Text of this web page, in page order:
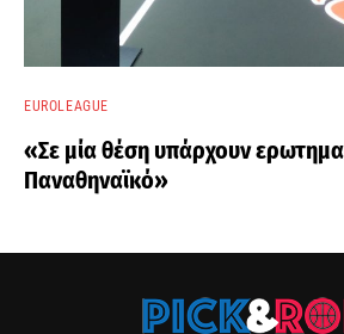
EUROLEAGUE
«Σε μία θέση υπάρχουν
Παναθηναϊκό»